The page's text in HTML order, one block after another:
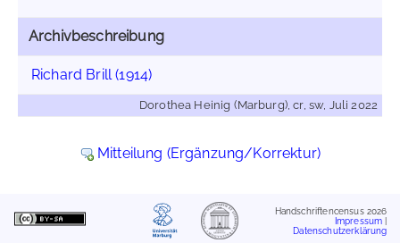
Archivbeschreibung
Richard Brill (1914)
Dorothea Heinig (Marburg), cr, sw, Juli 2022
Mitteilung (Ergänzung/Korrektur)
Handschriftencensus 2026
Impressum
Datenschutzerklärung